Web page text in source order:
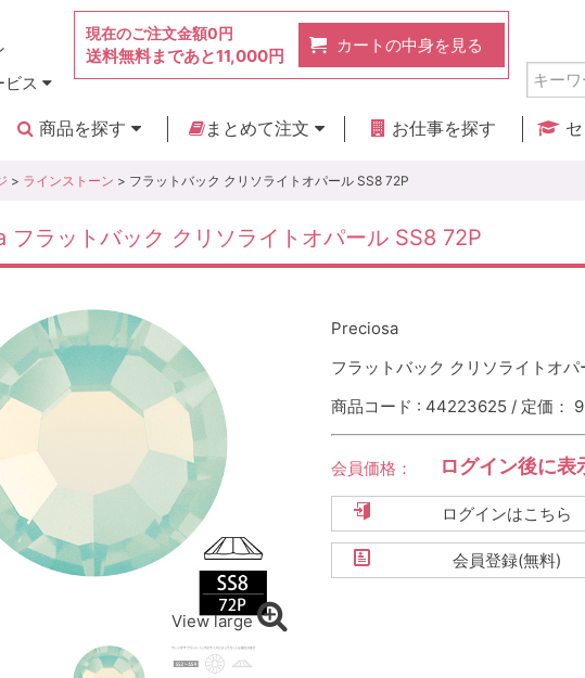
ビス
現在のご注文金額0円
送料無料まであと11,000円
カートの中身を見る
商品を探す
まとめて注文
お仕事を探す
> ラインストーン > フラットバック クリソライトオパール SS8 72P
フラットバック クリソライトオパール SS8 72P
View large
Preciosa
フラットバック クリソライトオ
商品コード : 44223625 / 定価：
会員価格： ログイン後に表
ログインはこちら
会員登録(無料)